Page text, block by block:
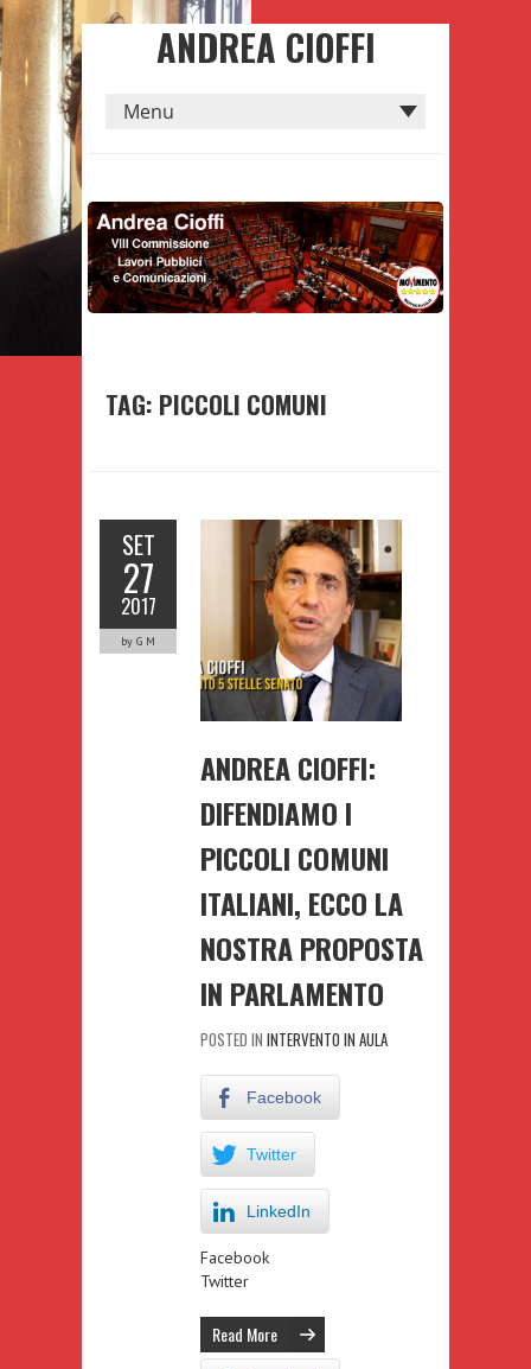
ANDREA CIOFFI
TAG: PICCOLI COMUNI
SET
27
2017
by G M
ANDREA CIOFFI:
DIFENDIAMO I
PICCOLI COMUNI
ITALIANI, ECCO LA
NOSTRA PROPOSTA
IN PARLAMENTO
POSTED IN INTERVENTO IN AULA
Facebook
Twitter
LinkedIn
Facebook
Twitter
Read More